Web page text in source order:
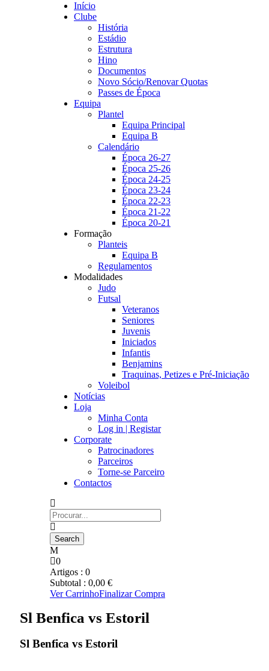
Início
Clube
História
Estádio
Estrutura
Hino
Documentos
Novo Sócio/Renovar Quotas
Passes de Época
Equipa
Plantel
Equipa Principal
Equipa B
Calendário
Época 26-27
Época 25-26
Época 24-25
Época 23-24
Época 22-23
Época 21-22
Época 20-21
Formação
Planteis
Equipa B
Regulamentos
Modalidades
Judo
Futsal
Veteranos
Seniores
Juvenis
Iniciados
Infantis
Benjamins
Traquinas, Petizes e Pré-Iniciação
Voleibol
Notícias
Loja
Minha Conta
Log in | Registar
Corporate
Patrocinadores
Parceiros
Torne-se Parceiro
Contactos
0
Artigos : 0
Subtotal : 0,00 €
Ver CarrinhoFinalizar Compra
Sl Benfica vs Estoril
Sl Benfica vs Estoril